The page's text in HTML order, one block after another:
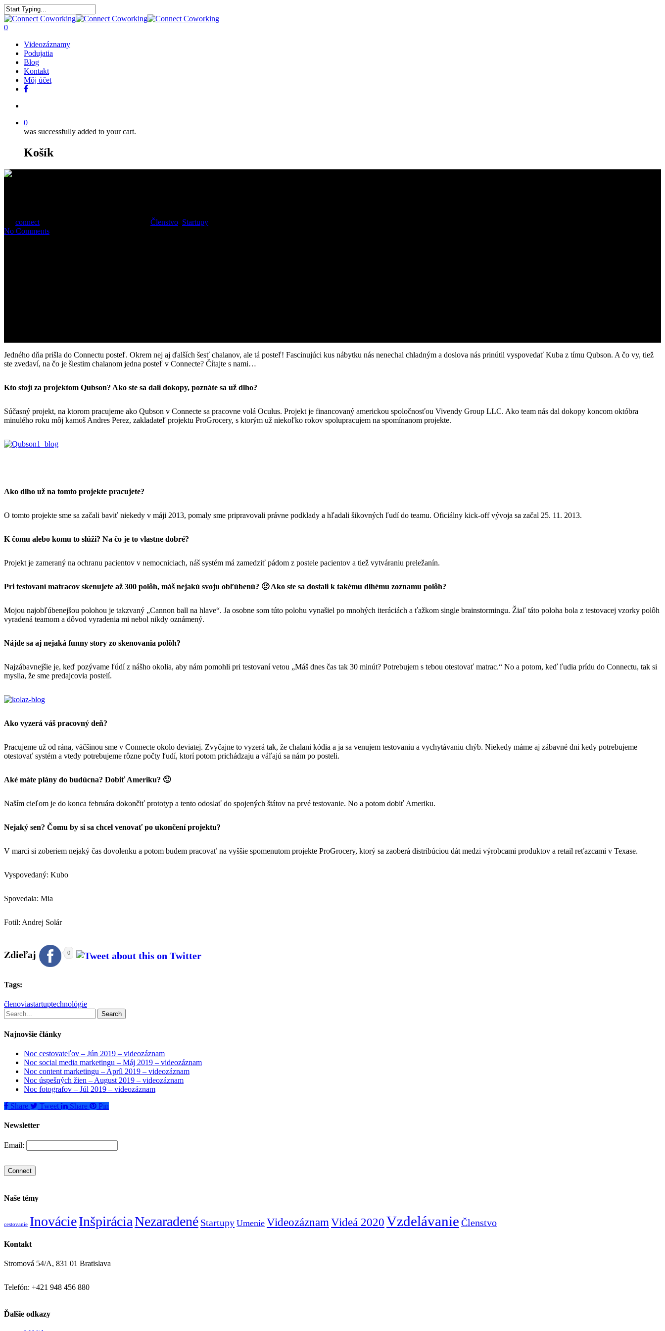
0
Videozáznamy
Podujatia
Blog
Kontakt
Môj účet
0
was successfully added to your cart.
Košík
connect Členstvo Startupy
No Comments
Jedného dňa prišla do Connectu posteľ. Okrem nej aj ďalších šesť chalanov, ale tá posteľ! Fascinujúci kus nábytku nás nenechal chladným a doslova nás prinútil vyspovedať Kuba z tímu Qubson. A čo vy, tiež
ste zvedaví, na čo je šiestim chalanom jedna posteľ v Connecte? Čítajte s nami…
Kto stojí za projektom Qubson? Ako ste sa dali dokopy, poznáte sa už dlho?
Súčasný projekt, na ktorom pracujeme ako Qubson v Connecte sa pracovne volá Oculus. Projekt je financovaný americkou spoločnosťou Vivendy Group LLC. Ako team nás dal dokopy koncom októbra
minulého roku môj kamoš Andres Perez, zakladateľ projektu ProGrocery, s ktorým už niekoľko rokov spolupracujem na spomínanom projekte.
Ako dlho už na tomto projekte pracujete?
O tomto projekte sme sa začali baviť niekedy v máji 2013, pomaly sme pripravovali právne podklady a hľadali šikovných ľudí do teamu. Oficiálny kick-off vývoja sa začal 25. 11. 2013.
K čomu alebo komu to slúži? Na čo je to vlastne dobré?
Projekt je zameraný na ochranu pacientov v nemocniciach, náš systém má zamedziť pádom z postele pacientov a tiež vytváraniu preležanín.
Pri testovaní matracov skenujete až 300 polôh, máš nejakú svoju obľúbenú? 🙂 Ako ste sa dostali k takému dlhému zoznamu polôh?
Mojou najobľúbenejšou polohou je takzvaný „Cannon ball na hlave“. Ja osobne som túto polohu vynašiel po mnohých iteráciách a ťažkom single brainstormingu. Žiaľ táto poloha bola z testovacej vzorky polôh
vyradená teamom a dôvod vyradenia mi nebol nikdy oznámený.
Nájde sa aj nejaká funny story zo skenovania polôh?
Najzábavnejšie je, keď pozývame ľúdí z nášho okolia, aby nám pomohli pri testovaní vetou „Máš dnes čas tak 30 minút? Potrebujem s tebou otestovať matrac.“ No a potom, keď ľudia prídu do Connectu, tak si
myslia, že sme predajcovia postelí.
Ako vyzerá váš pracovný deň?
Pracujeme už od rána, väčšinou sme v Connecte okolo deviatej. Zvyčajne to vyzerá tak, že chalani kódia a ja sa venujem testovaniu a vychytávaniu chýb. Niekedy máme aj zábavné dni kedy potrebujeme
otestovať systém a vtedy potrebujeme rôzne počty ľudí, ktorí potom prichádzaju a váľajú sa nám po posteli.
Aké máte plány do budúcna? Dobiť Ameriku? 🙂
Naším cieľom je do konca februára dokončiť prototyp a tento odoslať do spojených štátov na prvé testovanie. No a potom dobiť Ameriku.
Nejaký sen? Čomu by si sa chcel venovať po ukončení projektu?
V marci si zoberiem nejaký čas dovolenku a potom budem pracovať na vyššie spomenutom projekte ProGrocery, ktorý sa zaoberá distribúciou dát medzi výrobcami produktov a retail reťazcami v Texase.
Vyspovedaný: Kubo
Spovedala: Mia
Fotil: Andrej Solár
Zdieľaj 0
Tags:
členoviastartuptechnológie
Search
Najnovšie články
Noc cestovateľov – Jún 2019 – videozáznam
Noc social media marketingu – Máj 2019 – videozáznam
Noc content marketingu – Apríl 2019 – videozáznam
Noc úspešných žien – August 2019 – videozáznam
Noc fotografov – Júl 2019 – videozáznam
Share
Tweet Share Pin
Newsletter
Email:
Naše témy
cestovanie InovácieInšpiráciaNezaradené Startupy Umenie Videozáznam Videá 2020 Vzdelávanie Členstvo
Kontakt
Stromová 54/A, 831 01 Bratislava
Telefón: +421 948 456 880
Ďalšie odkazy